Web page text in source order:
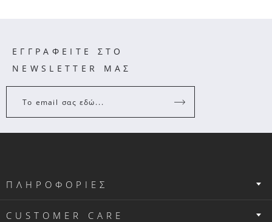
ΕΓΓΡΑΦΕΙΤΕ ΣΤΟ
NEWSLETTER ΜΑΣ
Το email σας εδώ...
ΠΛΗΡΟΦΟΡΙΕΣ
CUSTOMER CARE